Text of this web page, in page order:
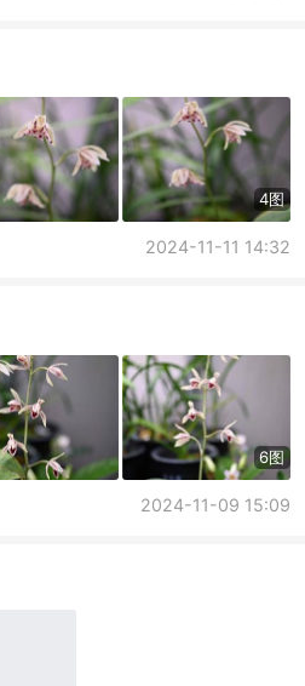
4图
2024-11-11 14:32
6图
2024-11-09 15:09